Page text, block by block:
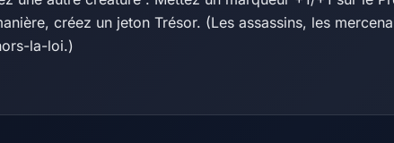
créez un jeton Trésor. (Les assassins, les
la-loi.)